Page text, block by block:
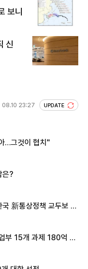
보니
신
08.10 23:27 UPDATE
…그것이 협치"
은?
新통상정책 교두보 활
부 15개 과제 180억 지